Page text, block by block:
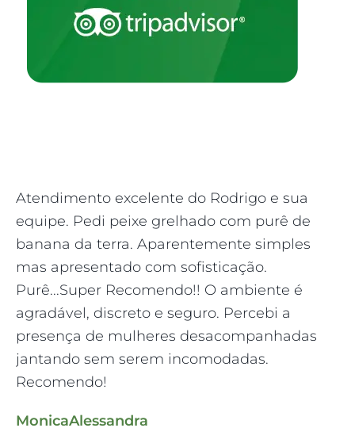
Atendimento excelente do Rodrigo e sua
equipe. Pedi peixe grelhado com purê de
banana da terra. Aparentemente simples
mas apresentado com sofisticação.
Purê...Super Recomendo!! O ambiente é
agradável, discreto e seguro. Percebi a
presença de mulheres desacompanhadas
jantando sem serem incomodadas.
Recomendo!
MonicaAlessandra